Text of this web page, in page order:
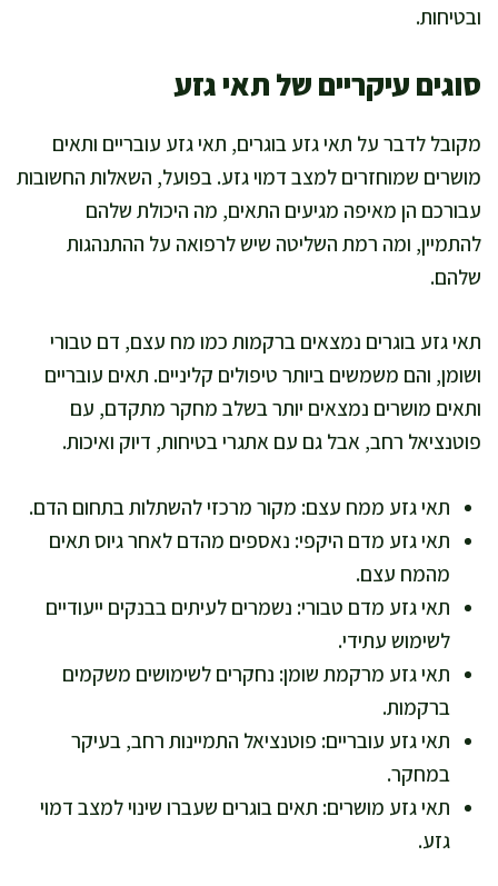
ובטיחות.
סוגים עיקריים של תאי גזע
מקובל לדבר על תאי גזע בוגרים, תאי גזע עובריים ותאים
מושרים שמוחזרים למצב דמוי גזע. בפועל, השאלות החשובות
עבורכם הן מאיפה מגיעים התאים, מה היכולת שלהם
להתמיין, ומה רמת השליטה שיש לרפואה על ההתנהגות
שלהם.
תאי גזע בוגרים נמצאים ברקמות כמו מח עצם, דם טבורי
ושומן, והם משמשים ביותר טיפולים קליניים. תאים עובריים
ותאים מושרים נמצאים יותר בשלב מחקר מתקדם, עם
פוטנציאל רחב, אבל גם עם אתגרי בטיחות, דיוק ואיכות.
תאי גזע ממח עצם: מקור מרכזי להשתלות בתחום הדם.
תאי גזע מדם היקפי: נאספים מהדם לאחר גיוס תאים
מהמח עצם.
תאי גזע מדם טבורי: נשמרים לעיתים בבנקים ייעודיים
לשימוש עתידי.
תאי גזע מרקמת שומן: נחקרים לשימושים משקמים
ברקמות.
תאי גזע עובריים: פוטנציאל התמיינות רחב, בעיקר
במחקר.
תאי גזע מושרים: תאים בוגרים שעברו שינוי למצב דמוי
גזע.